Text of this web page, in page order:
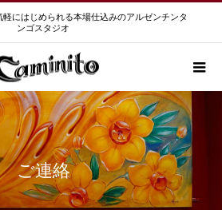
軽にはじめられる本場仕込みのアルゼンチンタ
ンゴスタジオ
ご連絡